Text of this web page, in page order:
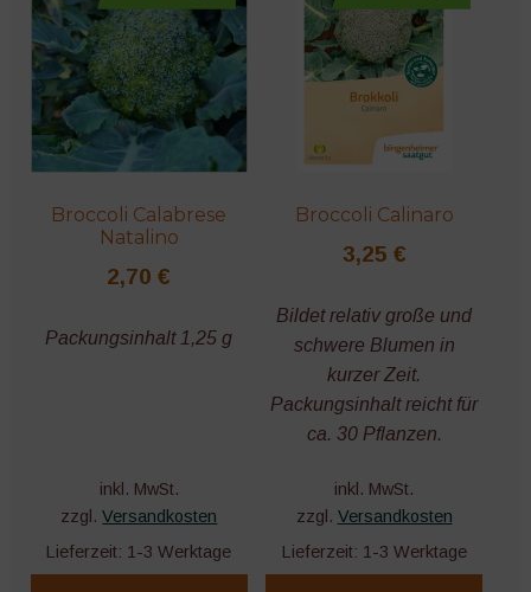
Broccoli Calabrese
Natalino
2,70€
Packungsinhalt 1,25 g
inkl. MwSt.
zzgl.Versandkosten
Lieferzeit: 1-3 Werktage
Broccoli Calinaro
3,25 €
Bildet relativ große und
schwere Blumen in
kurzer Zeit.
Packungsinhalt reicht für
ca. 30 Pflanzen.
inkl. MwSt.
zzgl. Versandkosten
Lieferzeit: 1-3 Werktage